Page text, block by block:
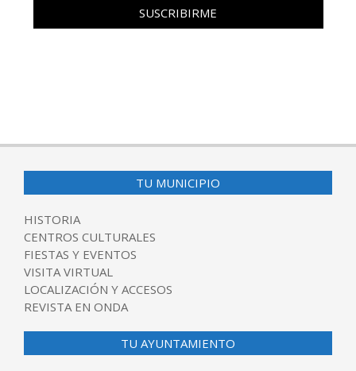
TU MUNICIPIO
HISTORIA
CENTROS CULTURALES
FIESTAS Y EVENTOS
VISITA VIRTUAL
LOCALIZACIÓN Y ACCESOS
REVISTA EN ONDA
TU AYUNTAMIENTO